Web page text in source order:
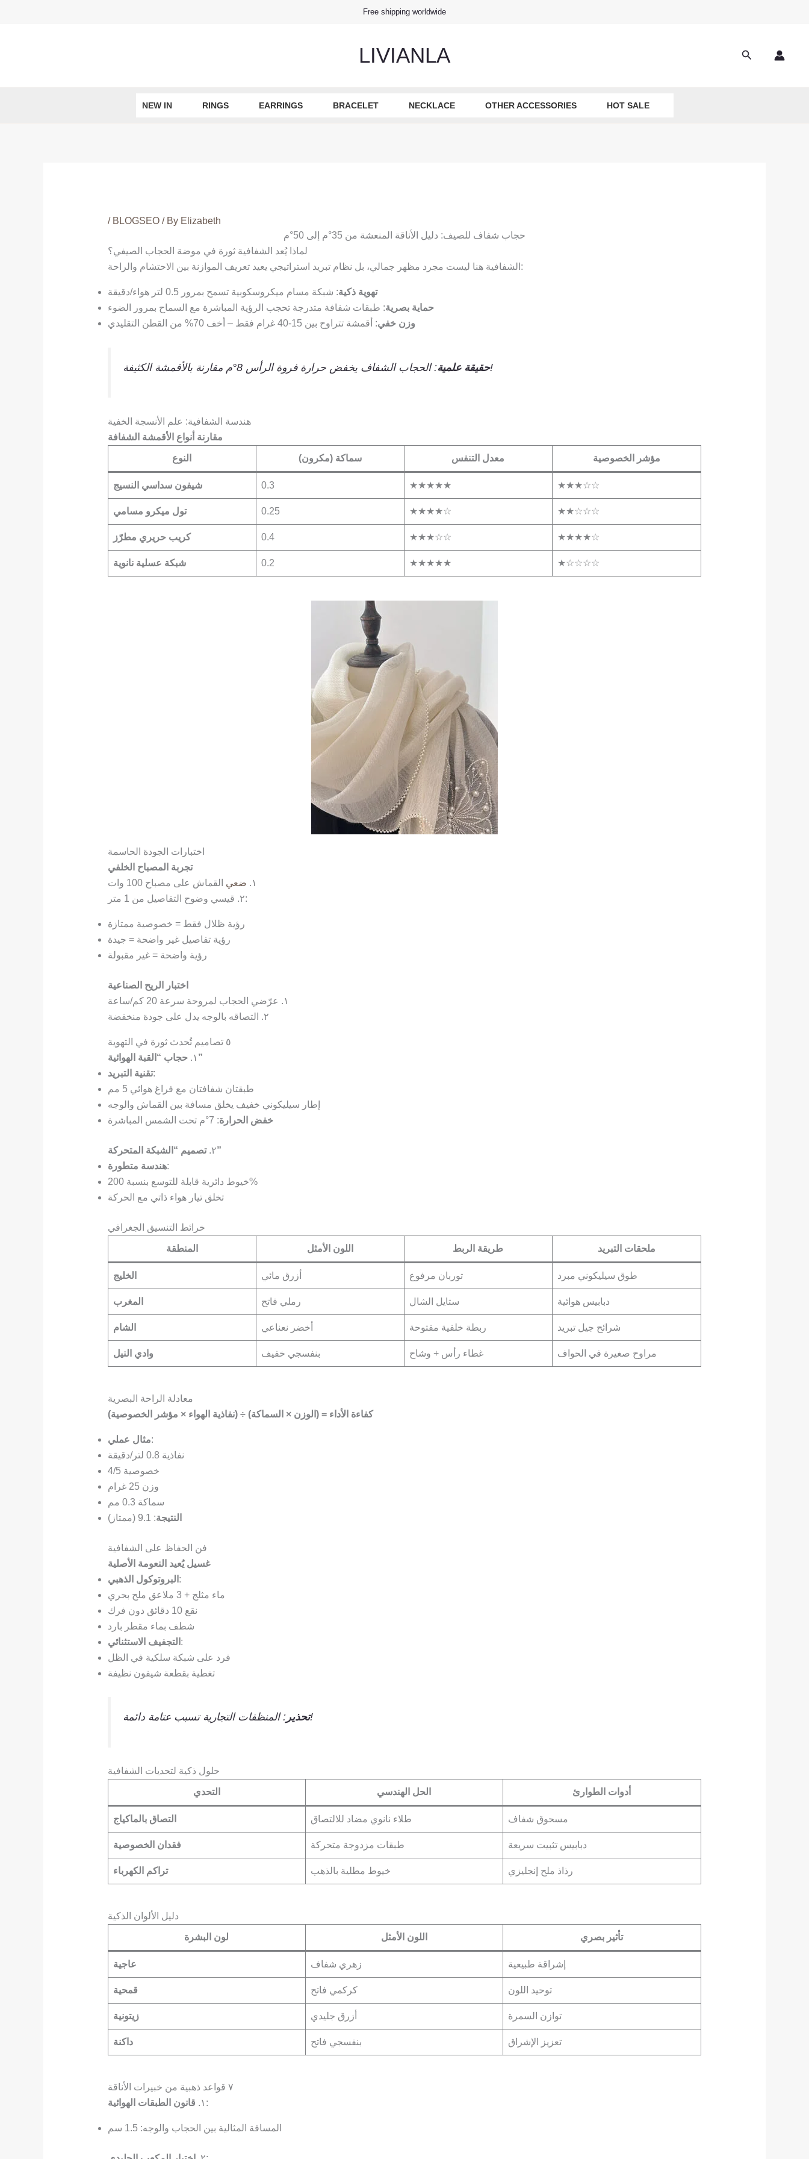
Free shipping worldwide
LIVIANLA Search
NEW IN RINGS EARRINGS BRACELET NECKLACE OTHER ACCESSORIES HOT SALE
/ BLOGSEO/ By Elizabeth
حجاب شفاف للصيف: دليل الأناقة المنعشة من 35°م إلى 50°م
لماذا يُعد الشفافية ثورة في موضة الحجاب الصيفي؟
الشفافية هنا ليست مجرد مظهر جمالي، بل نظام تبريد استراتيجي يعيد تعريف الموازنة بين الاحتشام والراحة:
تهوية ذكية: شبكة مسام ميكروسكوبية تسمح بمرور 0.5 لتر هواء/دقيقة
حماية بصرية: طبقات شفافة متدرجة تحجب الرؤية المباشرة مع السماح بمرور الضوء
وزن خفي: أقمشة تتراوح بين 15-40 غرام فقط – أخف 70% من القطن التقليدي
حقيقة علمية: الحجاب الشفاف يخفض حرارة فروة الرأس 8°م مقارنة بالأقمشة الكثيفة!
هندسة الشفافية: علم الأنسجة الخفية
مقارنة أنواع الأقمشة الشفافة
النوع سماكة (مكرون) معدل التنفس مؤشر الخصوصية
شيفون سداسي النسيج 0.3 ★★★★★ ★★★☆☆
تول ميكرو مسامي 0.25 ★★★★☆ ★★☆☆☆
كريب حريري مطرّز 0.4 ★★★☆☆ ★★★★☆
شبكة عسلية نانوية 0.2 ★★★★★ ★☆☆☆☆
اختبارات الجودة الحاسمة
تجربة المصباح الخلفي
١.
ضعي القماش على مصباح 100 وات
٢. قيسي وضوح التفاصيل من 1 متر:
رؤية ظلال فقط = خصوصية ممتازة
رؤية تفاصيل غير واضحة = جيدة
رؤية واضحة = غير مقبولة
اختبار الريح الصناعية
١. عرّضي الحجاب لمروحة سرعة 20 كم/ساعة
٢. التصاقه بالوجه يدل على جودة منخفضة
٥ تصاميم تُحدث ثورة في التهوية
١. حجاب “القبة الهوائية”
تقنية التبريد:
طبقتان شفافتان مع فراغ هوائي 5 مم
إطار سيليكوني خفيف يخلق مسافة بين القماش والوجه
خفض الحرارة: 7°م تحت الشمس المباشرة
٢.تصميم “الشبكة المتحركة”
هندسة متطورة:
خيوط دائرية قابلة للتوسع بنسبة 200%
تخلق تيار هواء ذاتي مع الحركة
خرائط التنسيق الجغرافي
المنطقة اللون الأمثل طريقة الربط ملحقات التبريد
الخليج أزرق مائي توربان مرفوع طوق سيليكوني مبرد
المغرب رملي فاتح ستايل الشال دبابيس هوائية
الشام أخضر نعناعي ربطة خلفية مفتوحة شرائح جيل تبريد
وادي النيل بنفسجي خفيف غطاء رأس + وشاح مراوح صغيرة في الحواف
معادلة الراحة البصرية
(نفاذية الهواء × مؤشر الخصوصية) ÷ (الوزن × السماكة) = كفاءة الأداء
مثال عملي:
نفاذية 0.8 لتر/دقيقة
خصوصية 4/5
وزن 25 غرام
سماكة 0.3 مم
النتيجة: 9.1 (ممتاز)
فن الحفاظ على الشفافية
غسيل يُعيد النعومة الأصلية
البروتوكول الذهبي :
ماء مثلج + 3 ملاعق ملح بحري
نقع 10 دقائق دون فرك
شطف بماء مقطر بارد
التجفيف الاستثنائي :
فرد على شبكة سلكية في الظل
تغطية بقطعة شيفون نظيفة
تحذير: المنظفات التجارية تسبب عتامة دائمة!
حلول ذكية لتحديات الشفافية
التحدي الحل الهندسي أدوات الطوارئ
التصاق بالماكياج طلاء نانوي مضاد للالتصاق مسحوق شفاف
فقدان الخصوصية طبقات مزدوجة متحركة دبابيس تثبيت سريعة
تراكم الكهرباء خيوط مطلية بالذهب رذاذ ملح إنجليزي
دليل الألوان الذكية
لون البشرة اللون الأمثل تأثير بصري
عاجية زهري شفاف إشراقة طبيعية
قمحية كركمي فاتح توحيد اللون
زيتونية أزرق جليدي توازن السمرة
داكنة بنفسجي فاتح تعزيز الإشراق
٧ قواعد ذهبية من خبيرات الأناقة
١.
قانون الطبقات الهوائية :
المسافة المثالية بين الحجاب والوجه: 1.5 سم